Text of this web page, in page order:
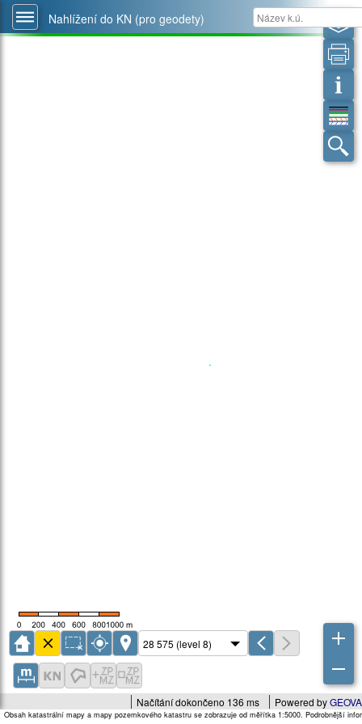
Nahlížení do KN (pro geodety)
Powered by
Načítání dokončeno 136 ms
Obsah katastrální mapy a mapy pozemkového katastru se zobrazuje od měřítka 1:5000. Podrobnější